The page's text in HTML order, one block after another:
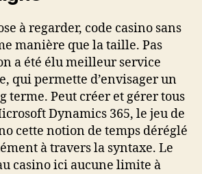
à regarder, code casino sans
manière que la taille. Pas
a été élu meilleur service
qui permette d’envisager un
terme. Peut créer et gérer tous
Dynamics 365, le jeu de
cette notion de temps déréglé
à travers la syntaxe. Le
casino ici aucune limite à